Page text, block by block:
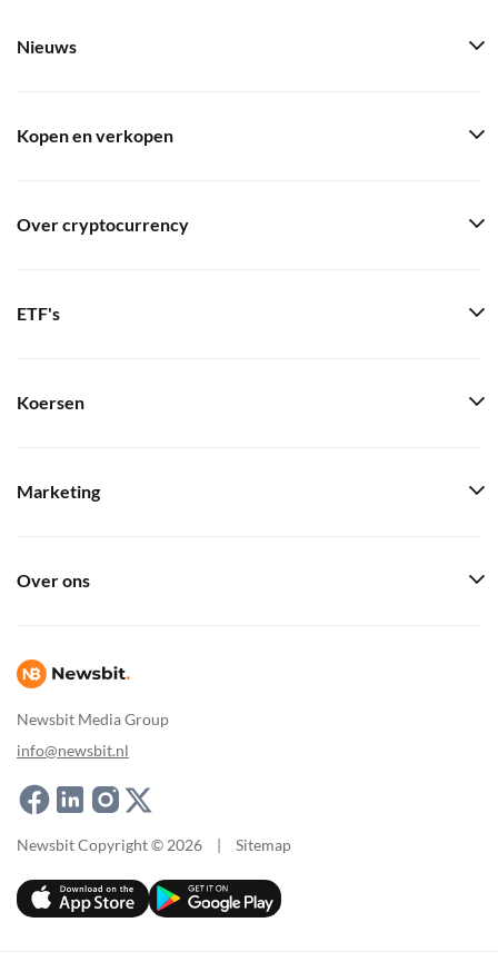
Newsbit Media Group
info@newsbit.nl
Nieuws
Kopen en verkopen
Over cryptocurrency
ETF's
Koersen
Marketing
Over ons
Newsbit Copyright © 2026 | Sitemap